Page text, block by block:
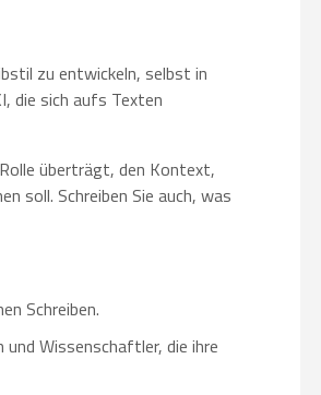
zu entwickeln, selbst in
die sich aufs Texten
überträgt, den Kontext,
soll. Schreiben Sie auch, was
Schreiben.
Wissenschaftler, die ihre